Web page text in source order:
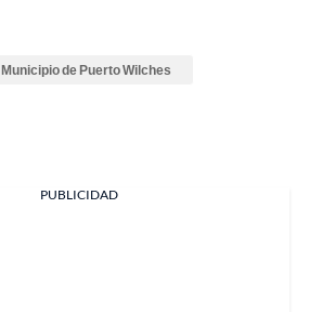
Municipio de Puerto Wilches
PUBLICIDAD